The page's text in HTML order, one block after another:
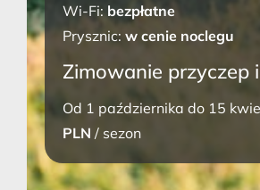
Wi-Fi: bezpłatne
Prysznic: w cenie noclegu
Zimowanie przyczep i
Od 1 października do 15
PLN / sezon